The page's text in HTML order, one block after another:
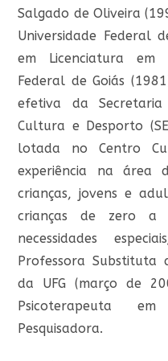
Salgado de Oliveira
Universidade Federal
em Licenciatura em
Federal de Goiás
efetiva da
Cultura e Desporto
lotada no Centro
experiência na área
crianças, jovens e
crianças de zero a
necessidades
Professora Substituta
da UFG (março de
Psicoterapeuta em
Pesquisadora.